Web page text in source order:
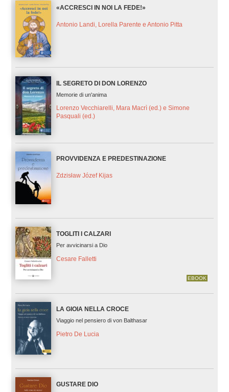
«ACCRESCI IN NOI LA FEDE!»
Antonio Landi, Lorella Parente e Antonio Pitta
IL SEGRETO DI DON LORENZO
Memorie di un'anima
Lorenzo Vecchiarelli, Mara Macrì (ed.) e Simone
Pasquali (ed.)
PROVVIDENZA E PREDESTINAZIONE
Zdzisław Józef Kijas
TOGLITI I CALZARI
Per avvicinarsi a Dio
Cesare Falletti
EBOOK
LA GIOIA NELLA CROCE
Viaggio nel pensiero di von Balthasar
Pietro De Lucia
GUSTARE DIO